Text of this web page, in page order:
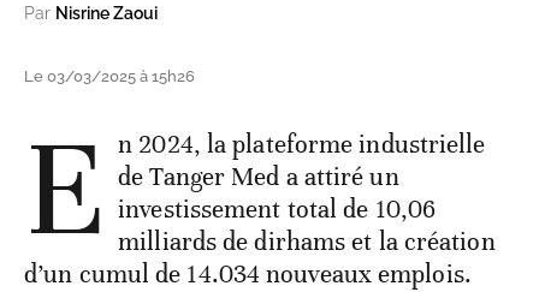
Par Nisrine Zaoui
Le 03/03/2025 à 15h26
E n 2024, la plateforme industrielle
de Tanger Med a attiré un
investissement total de 10,06
milliards de dirhams et la création
d’un cumul de 14.034 nouveaux emplois.